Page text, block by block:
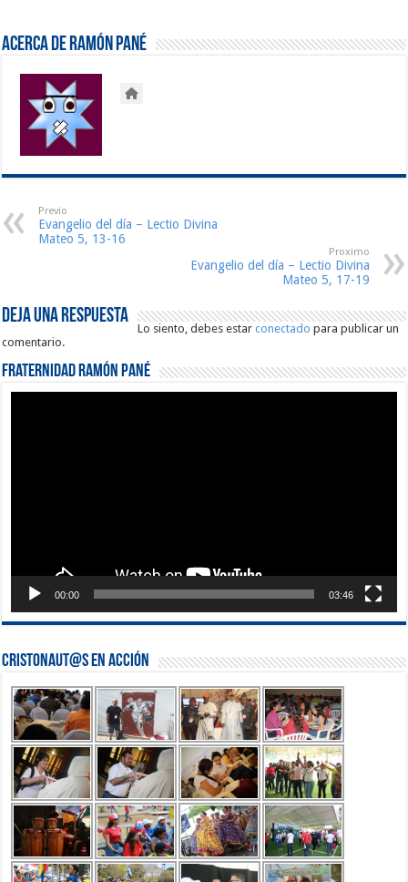
Acerca de Ramón Pané
Previo
Evangelio del día – Lectio Divina
Mateo 5, 13-16
Proximo
Evangelio del día – Lectio Divina
Mateo 5, 17-19
Deja una respuesta
Lo siento, debes estarconectado para publicar un
comentario.
Fraternidad Ramón Pané
00:00 03:46
Cristonaut@s en Acción